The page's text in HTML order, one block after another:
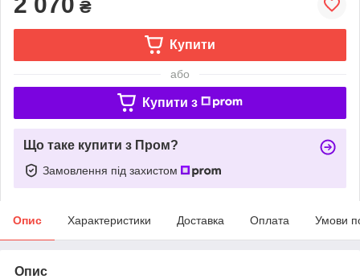
₴
Купити
або
Купити з
Що таке купити з Пром?
Замовлення під захистом
Опис Характеристики Доставка Оплата Умови
Опис